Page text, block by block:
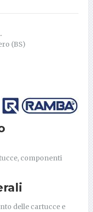
(BS)
componenti
delle cartucce e